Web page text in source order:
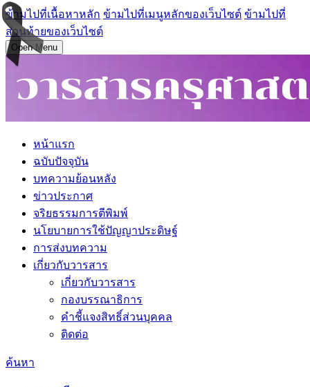
ข้ามไปที่เนื้อหาหลัก ข้ามไปที่เมนูหลักของเว็บไซต์ ข้ามไปที่
ส่วนท้ายของเว็บไซต์
Open Menu
หน้าแรก
ฉบับปัจจุบัน
บทความย้อนหลัง
ข่าวประกาศ
จริยธรรมการตีพิมพ์
นโยบายการใช้ปัญญาประดิษฐ์
การส่งบทความ
เกี่ยวกับวารสาร
เกี่ยวกับวารสาร
กองบรรณาธิการ
คำชี้แจงสิทธิ์ส่วนบุคคล
ติดต่อ
ค้นหา